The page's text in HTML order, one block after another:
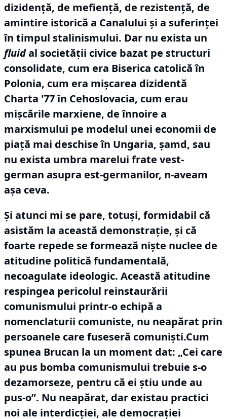
dizidență, de mefiență, de rezistență, de
amintire istorică a Canalului și a suferinței
în timpul stalinismului. Dar nu exista un
fluidal societății civice bazat pe structuri
consolidate, cum era Biserica catolică în
Polonia, cum era mișcarea dizidentă
Charta '77 în Cehoslovacia, cum erau
mișcările marxiene, de înnoire a
marxismului pe modelul unei economii de
piață mai deschise în Ungaria, șamd, sau
nu exista umbra marelui frate vest-
german asupra est-germanilor, n-aveam
așa ceva.
Și atunci mi se pare, totuși, formidabil că
asistăm la această demonstrație, și că
foarte repede se formează niște nuclee de
atitudine politică fundamentală,
necoagulate ideologic. Această atitudine
respingea pericolul reinstaurării
comunismului printr-o echipă a
nomenclaturii comuniste, nu neapărat prin
persoanele care fuseseră comuniști.Cum
spunea Brucan la un moment dat: „Cei care
au pus bomba comunismului trebuie s-o
dezamorseze, pentru că ei știu unde au
pus-o”. Nu neapărat, dar existau practici
noi ale interdicției, ale democrației